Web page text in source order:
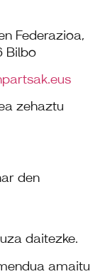
Federazioa,
Bilbo
zehaztu
den
daitezke.
amaitu